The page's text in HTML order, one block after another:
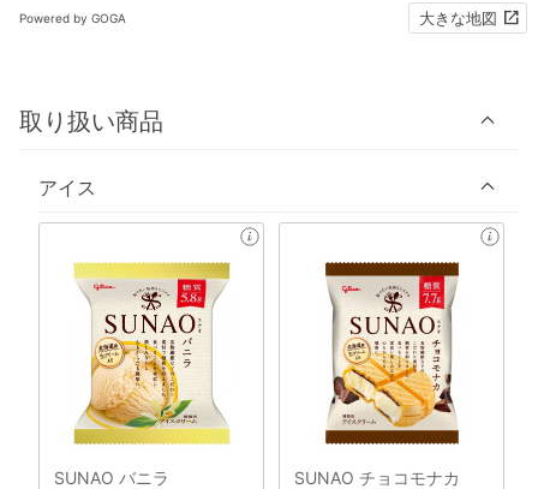
Powered by GOGA 大きな地図
取り扱い商品
アイス
SUNAO バニラ SUNAO チョコモナカ